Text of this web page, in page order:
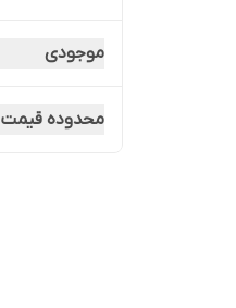
موجودی
محدوده قیمت